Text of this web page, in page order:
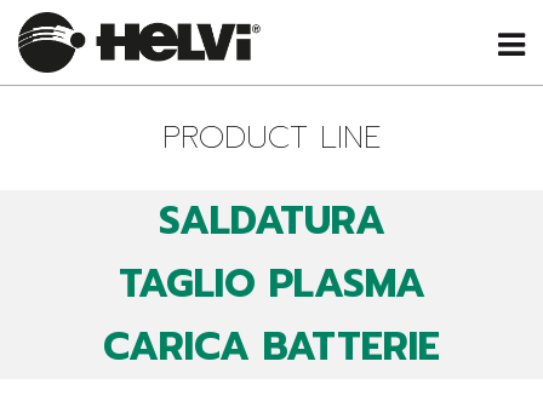
PRODUCT LINE
SALDATURA
TAGLIO PLASMA
CARICA BATTERIE